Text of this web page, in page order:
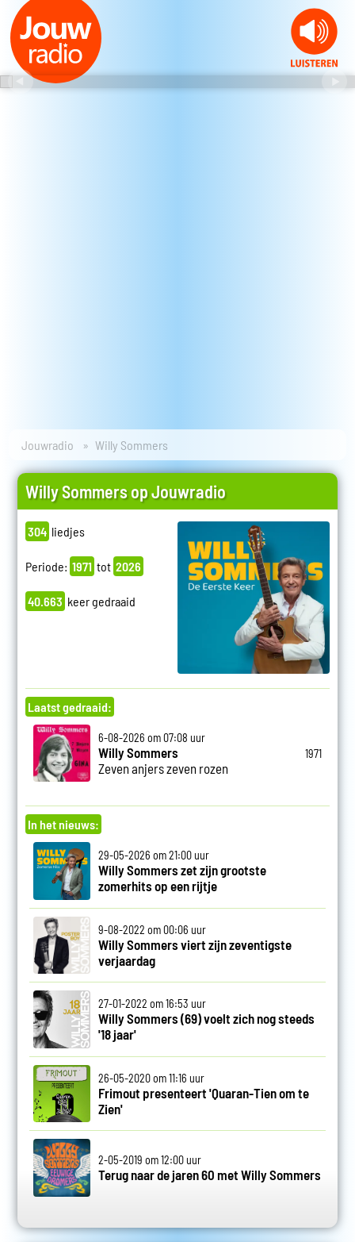
Jouwradio Willy Sommers
Willy Sommers op Jouwradio
304 liedjes
Periode: 1971 tot 2026
40.663 keer gedraaid
Laatst gedraaid:
6-08-2026 om 07:08 uur
Willy Sommers
Zeven anjers zeven rozen
1971
In het nieuws:
29-05-2026 om 21:00 uur
Willy Sommers zet zijn grootste
zomerhits op een rijtje
9-08-2022 om 00:06 uur
Willy Sommers viert zijn zeventigste
verjaardag
27-01-2022 om 16:53 uur
Willy Sommers (69) voelt zich nog steeds
'18 jaar'
26-05-2020 om 11:16 uur
Frimout presenteert 'Quaran-Tien om te
Zien'
2-05-2019 om 12:00 uur
Terug naar de jaren 60 met Willy Sommers